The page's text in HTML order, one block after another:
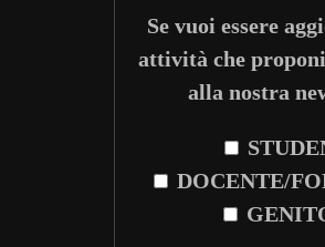
Se vuoi essere
attività che
alla nostra
DOCENTE/